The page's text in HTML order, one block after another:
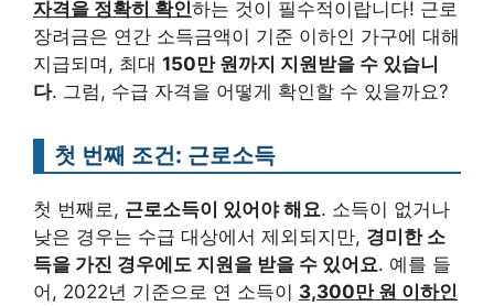
자격을 정확히 확인하는 것이 필수적이랍니다! 근로
장려금은 연간 소득금액이 기준 이하인 가구에 대해
지급되며, 최대 150만 원까지 지원받을 수 있습니
다. 그럼, 수급 자격을 어떻게 확인할 수 있을까요?
첫 번째 조건: 근로소득
첫 번째로, 근로소득이 있어야 해요. 소득이 없거나
낮은 경우는 수급 대상에서 제외되지만, 경미한 소
득을 가진 경우에도 지원을 받을 수 있어요. 예를 들
어, 2022년 기준으로 연 소득이 3,300만 원 이하인